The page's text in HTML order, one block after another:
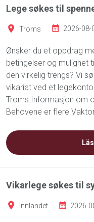
Lege søkes til
Troms 2026-08-
Ønsker du et oppdrag
betingelser og mulighet
den virkelig trengs? Vi
vikariat ved et
Troms.Informasjon om
Behovene er flere
Vikarlege søkes til
Innlandet 2026-